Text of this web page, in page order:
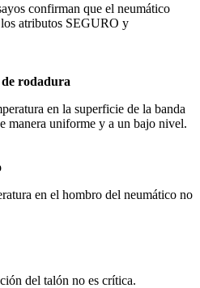
confirman que el neumático
atributos SEGURO y
rodadura
en la superficie de la banda
manera uniforme y a un bajo nivel.
en el hombro del neumático no
del talón no es crítica.